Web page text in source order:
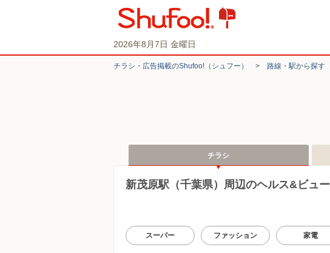
2026年8月7日 金曜日
チラシ・​広告掲載の​Shufoo!​（シュフー） > 路線・駅から探す
チラシ
新茂原駅（千葉県）周辺のヘルス&ビュ
スーパー ファッション 家電